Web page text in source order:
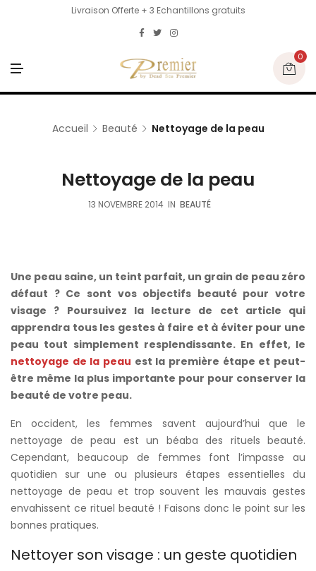
Livraison Offerte + 3 Echantillons gratuits
N
U
0
Accueil Beauté Nettoyage de la peau
Nettoyage de la peau
13 NOVEMBRE 2014 IN BEAUTÉ
Une peau saine, un teint parfait, un grain de peau zéro
défaut ? Ce sont vos objectifs beauté pour votre
visage ? Poursuivez la lecture de cet article qui
apprendra tous les gestes à faire et à éviter pour une
peau tout simplement resplendissante. En effet, le
nettoyage de la peau est la première étape et peut-
être même la plus importante pour pour conserver la
beauté de votre peau.
En occident, les femmes savent aujourd’hui que le
nettoyage de peau est un béaba des rituels beauté.
Cependant, beaucoup de femmes font l’impasse au
quotidien sur une ou plusieurs étapes essentielles du
nettoyage de peau et trop souvent les mauvais gestes
envahissent ce rituel beauté ! Faisons donc le point sur les
bonnes pratiques.
Nettoyer son visage : un geste quotidien